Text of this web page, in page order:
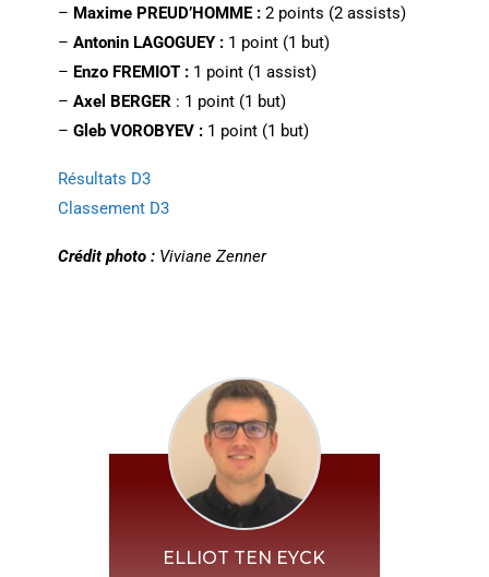
– Maxime PREUD’HOMME : 2 points (2 assists)
– Antonin LAGOGUEY : 1 point (1 but)
– Enzo FREMIOT : 1 point (1 assist)
– Axel BERGER : 1 point (1 but)
– Gleb VOROBYEV : 1 point (1 but)
Résultats D3
Classement D3
Crédit photo : Viviane Zenner
ELLIOT TEN EYCK